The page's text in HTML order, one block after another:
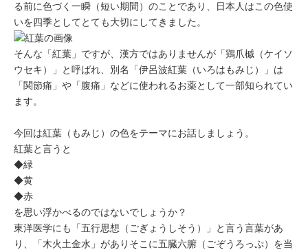
る前に色づく一瞬（短い期間）のことであり、日本人はこの色使
いを四季としてとても大切にしてきました。
そんな「紅葉」ですが、漢方ではありませんが 「鶏爪槭（ケイソ
ウセキ）」
と呼ばれ、別名「伊呂波紅葉（いろはもみじ）」は
「関節痛」 や 「腹痛」 などに使われるお薬として一部知られてい
ます。
今回は紅葉（もみじ）の色をテーマにお話しましょう。
紅葉と言うと
◆緑
◆黄
◆赤
を思い浮かべるのではないでしょうか？
東洋医学にも
「五行思想（ごぎょうしそう）」
と言う言葉があ
り、「木火土金水」がありそこに五臓六腑（ごぞうろっぷ）を当